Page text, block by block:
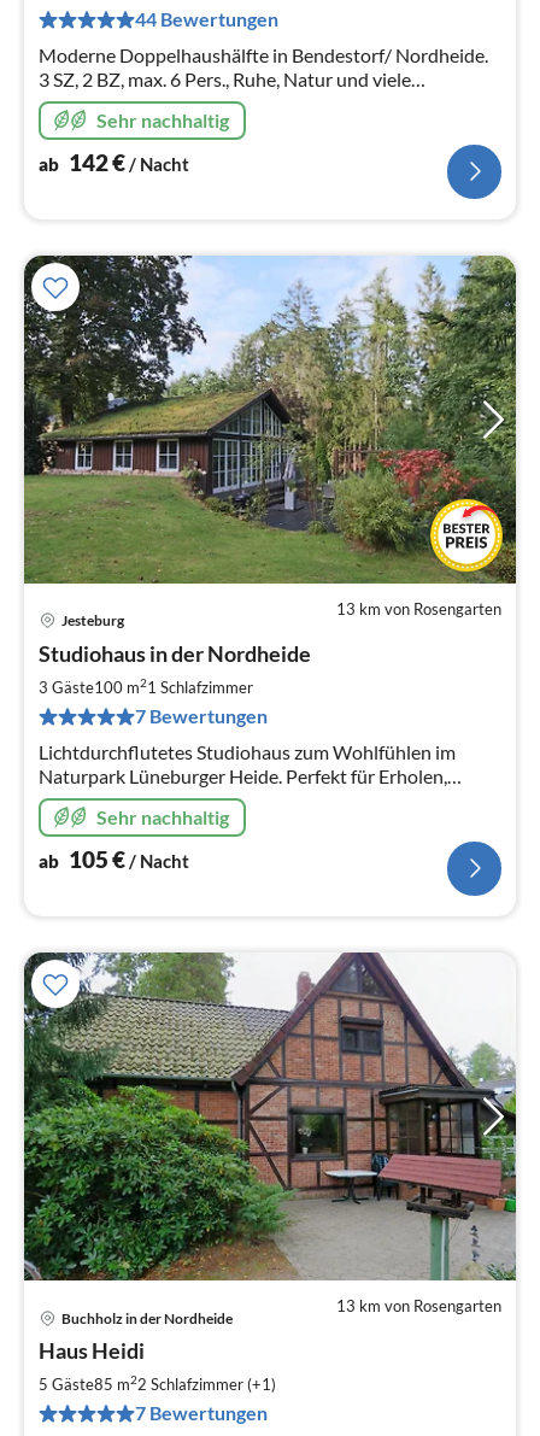
44 Bewertungen
Moderne Doppelhaushälfte in Bendestorf/ Nordheide.
3 SZ, 2 BZ, max. 6 Pers., Ruhe, Natur und viele
Freizeitmöglichkeiten. Hamburg 30km entfernt. Hunde-
Sitter-Service!Sehr nachhaltig
ab 142€/ Nacht
13 km von Rosengarten
Jesteburg
Studiohaus in der Nordheide
3 Gäste100 m21 Schlafzimmer
7 Bewertungen
Lichtdurchflutetes Studiohaus zum Wohlfühlen im
Naturpark Lüneburger Heide. Perfekt für Erholen,
Wandern & Radeln. Die Kunststätte Bossard, Hamburg
& Lüneburg sind gut zu erreichen
Sehr nachhaltig
ab 105€/ Nacht
13 km von Rosengarten
Buchholz in der Nordheide
Haus Heidi
5 Gäste85 m22 Schlafzimmer (+1)
7 Bewertungen